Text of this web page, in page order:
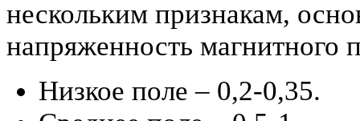
нескольким признакам,
напряженность магнитного
Низкое поле – 0,2-0,35.